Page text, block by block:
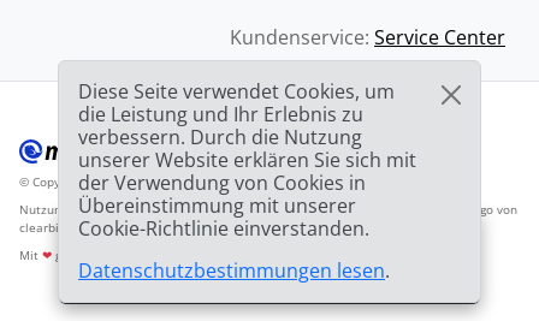
Kundenservice: Service Center
© Copyright 2012-2026 Mailbird™Alle Rechte vorbehalten.
Nutzungsbedingunen Datenschutzbestimmungen Inhaltsverzeichnis
Anbieter-Logo von
clearbit.com
Mit ❤ gemacht
Diese Seite verwendet Cookies, um
die Leistung und Ihr Erlebnis zu
verbessern. Durch die Nutzung
unserer Website erklären Sie sich mit
der Verwendung von Cookies in
Übereinstimmung mit unserer
Cookie-Richtlinie einverstanden.
Datenschutzbestimmungen lesen.
🎉SPEZIAL ANGEBOT:
GRATIS!